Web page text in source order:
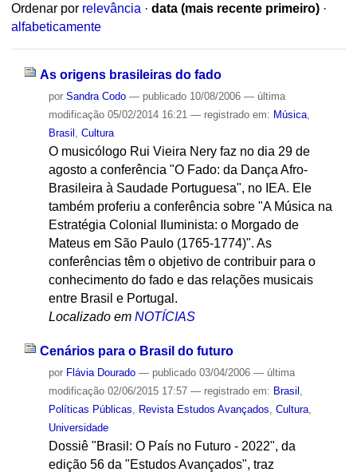
Ordenar por relevância · data (mais recente primeiro) ·
alfabeticamente
As origens brasileiras do fado
por Sandra Codo — publicado10/08/2006 — última
modificação05/02/2014 16:21 — registrado em: Música,
Brasil
Cultura
O musicólogo Rui Vieira Nery faz no dia 29 de
agosto a conferência "O Fado: da Dança Afro-
Brasileira à Saudade Portuguesa", no IEA. Ele
também proferiu a conferência sobre "A Música na
Estratégia Colonial Iluminista: o Morgado de
Mateus em São Paulo (1765-1774)". As
conferências têm o objetivo de contribuir para o
conhecimento do fado e das relações musicais
entre Brasil e Portugal.
Localizado em NOTÍCIAS
Cenários para o Brasil do futuro
por Flávia Dourado — publicado03/04/2006 — última
modificação02/06/2015 17:57 — registrado em: Brasil
Políticas Públicas
Revista Estudos Avançados Cultura,
Universidade
Dossiê "Brasil: O País no Futuro - 2022", da
edição 56 da "Estudos Avançados", traz